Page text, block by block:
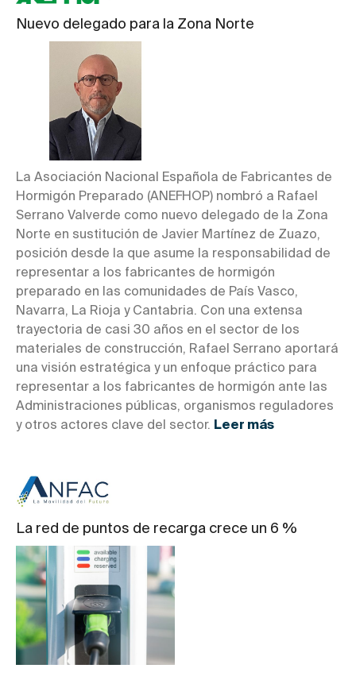
Nuevo delegado para la Zona Norte
La Asociación Nacional Española de Fabricantes de
Hormigón Preparado (ANEFHOP) nombró a Rafael
Serrano Valverde como nuevo delegado de la Zona
Norte en sustitución de Javier Martínez de Zuazo,
posición desde la que asume la responsabilidad de
representar a los fabricantes de hormigón
preparado en las comunidades de País Vasco,
Navarra, La Rioja y Cantabria. Con una extensa
trayectoria de casi 30 años en el sector de los
materiales de construcción, Rafael Serrano aportará
una visión estratégica y un enfoque práctico para
representar a los fabricantes de hormigón ante las
Administraciones públicas, organismos reguladores
y otros actores clave del sector. Leer más
La red de puntos de recarga crece un 6 %